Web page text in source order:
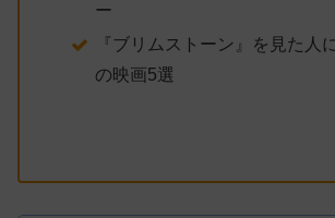
ー
『ブリムストーン』を見た人
の映画5選